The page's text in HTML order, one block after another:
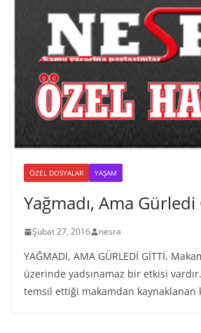
ÖZEL DOSYALAR YAŞAM
Yağmadı, Ama
Şubat 27, 2016 nesra
YAĞMADI, AMA GÜRLEDİ GİTTİ.
üzerinde yadsınamaz bir etkisi
temsil ettiği makamdan kaynaklanan